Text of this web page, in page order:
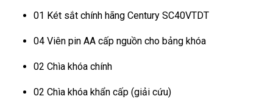
01 Két sắt chính hãng Century SC40VTDT
04 Viên pin AA cấp nguồn cho bảng khóa
02 Chìa khóa chính
02 Chìa khóa khẩn cấp (giải cứu)